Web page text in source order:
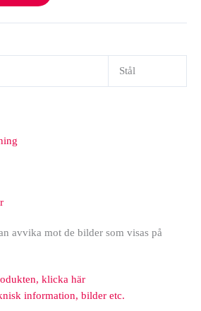
Stål
avvika mot de bilder som visas på
klicka här
information, bilder etc.